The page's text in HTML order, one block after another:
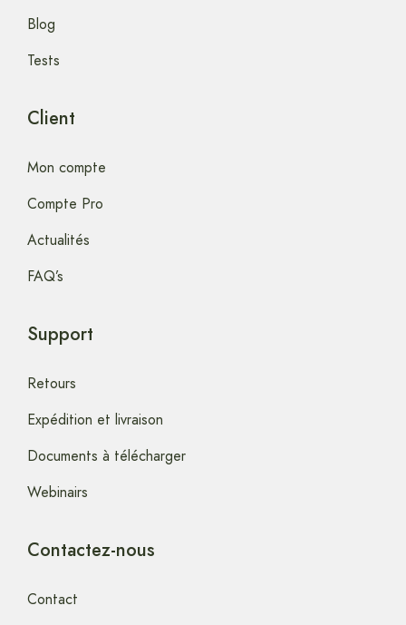
Blog
Tests
Client
Mon compte
Compte Pro
Actualités
FAQ’s
Support
Retours
Expédition et livraison
Documents à télécharger
Webinairs
Contactez-nous
Contact